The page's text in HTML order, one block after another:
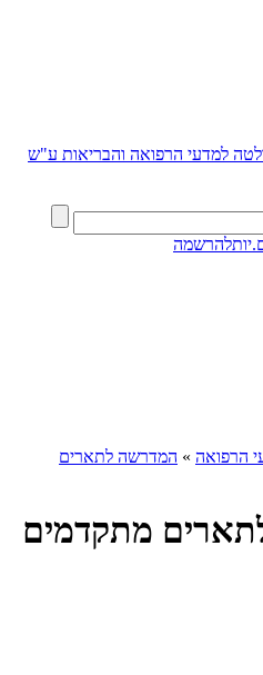
למדעי הרפואה והבריאות ע"ש
להרשמה
הרפואה » המדרשה לתארים
מתקדמים